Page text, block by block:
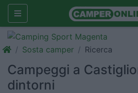
Sosta camper Ricerca
Campeggi a
dintorni